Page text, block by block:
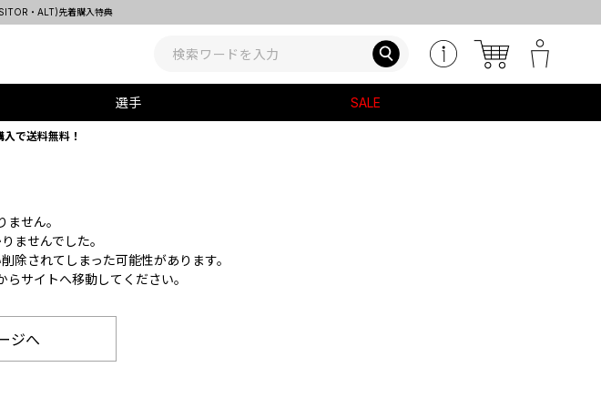
・ALT)先着購入特典
選手 SALE
で送料無料！
せん。
ませんでした。
除されてしまった可能性があります。
サイトへ移動してください。
ジへ